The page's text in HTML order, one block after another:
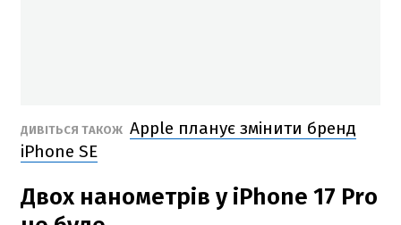
ДИВІТЬСЯ ТАКОЖ Apple планує змінити бренд
iPhone SE
Двох нанометрів у iPhone 17 Pro